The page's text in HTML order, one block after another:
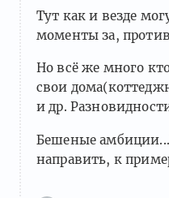
Тут как и везде
моменты за,
Но всё же много
свои
и др.
Бешеные
направить, к